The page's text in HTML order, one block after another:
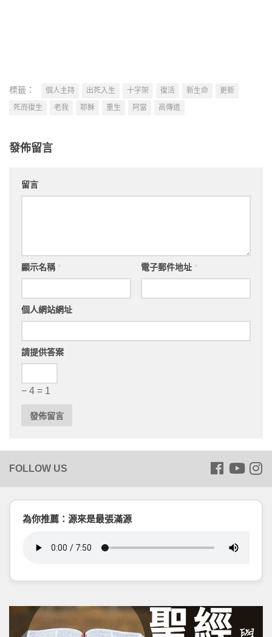
標籤： 個人主持 出死入生 十字架 復活 新生命
更新
死而復生
老我 耶穌 重生 阿當 高傳道
發佈留言
留言
顯示名稱 電子郵件地址
個人網站網址
請提供答案
− 4 = 1
為你推薦：源來是最張滿源